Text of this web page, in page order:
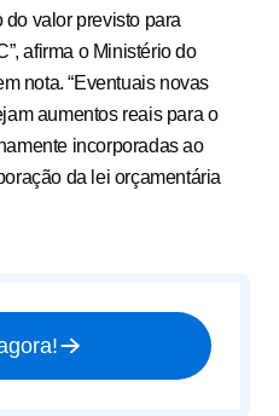
valor previsto para
afirma o Ministério do
nota. “Eventuais novas
aumentos reais para o
incorporadas ao
da lei orçamentária